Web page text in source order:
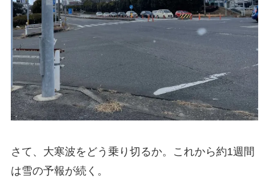
さて、大寒波をどう乗り切るか。これから約1週間
は雪の予報が続く。